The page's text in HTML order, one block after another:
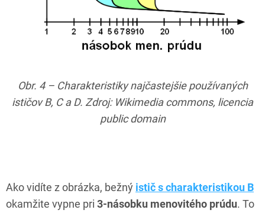
Obr. 4 – Charakteristiky najčastejšie používaných
ističov B, C a D. Zdroj: Wikimedia commons, licencia
public domain
Ako vidíte z obrázka, bežný istič s charakteristikou B
okamžite vypne pri 3-násobku menovitého prúdu. To